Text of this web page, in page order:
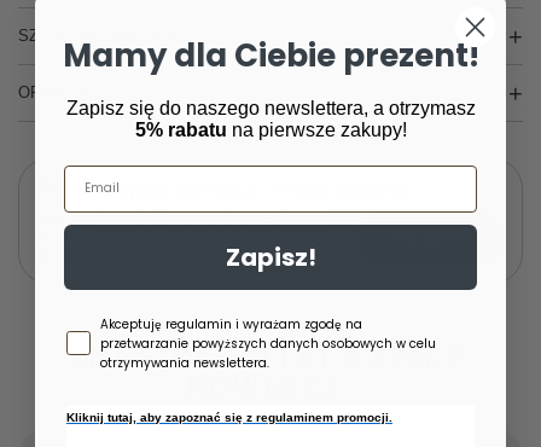
SZCZEGÓŁOWE DANE
OPINIE
Potrzebujesz pomocy? Masz pytania?
Zadaj pytanie
INNE KLIENTKI KUPIŁY
Mamy dla Ciebie prezent!
Zapisz się do naszego newslettera, a otrzymasz
5% rabatu na pierwsze zakupy!
Email
Zapisz!
Zgoda newsletter
Akceptuję regulamin i wyrażam zgodę na
przetwarzanie powyższych danych osobowych w celu
otrzymywania newslettera.
Kliknij tutaj, aby zapoznać się z regulaminem promocji.